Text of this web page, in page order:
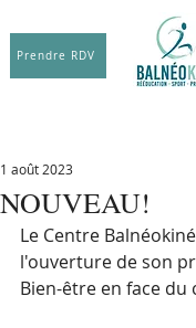
Prendre RDV
NOUVEAU!
1 août 2023
Le Centre
l'ouverture de son
Bien-être en face du